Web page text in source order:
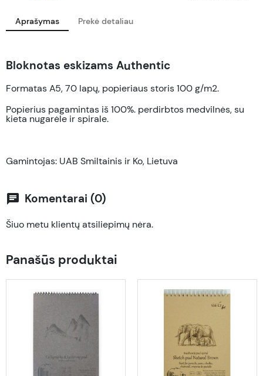
Aprašymas Prekė detaliau
Bloknotas eskizams Authentic
Formatas A5, 70 lapų, popieriaus storis 100 g/m2.
Popierius pagamintas iš 100%. perdirbtos medvilnės, su
kieta nugarėle ir spirale.
Gamintojas: UAB Smiltainis ir Ko, Lietuva
chat Komentarai (0)
Šiuo metu klientų atsiliepimų nėra.
Panašūs produktai